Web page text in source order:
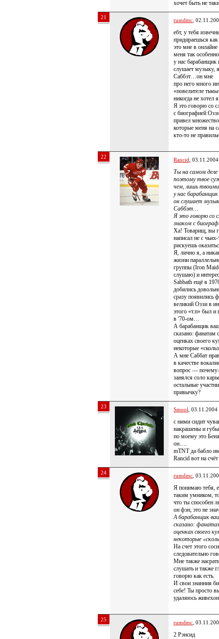
хочет быть не
21 rumdmc ,
ебт, у тебя
придираешься
это мне в онлайне
меня так
у нас барабанщик
слушает музыку,
Саббэт…он мне
про него много
«повелителе
никогда не хотел
Я это говорю со
с биографией
привел
которые меня на
кто-то не
22 Rancid ,
Ты на самом деле
поэтому твое
чем, лишь
у нас
он слушает
Саббэт…
Я это говорю со
знаком с
Ха! Товарищ, вы
написал не с
рискуешь
Я, лично я, а
жизни
группы (Iron
слушаю) и
Sabbath ещё в
добились
сразу появились
великий Оззи в
этого «т.п» был и
в '70-ом…
А барабанщик
сказано: фанатам
оценках своего
некоторые
А мне Саббат
в качестве
вопрос — почему-
занялся соло
остальные
привычку?
23 Smool ,
с ними сидит
накрашены и
по моему это
он….
mTNT да бабло
Rancid вот на
24 rumdmc ,
Я понимаю тебя,
таким умником,
что ты способен
он фэн, это не
А барабанщик
сказано:
оценках своего
некоторые
На счет этого
следовательно
Мне также
слушать и также
говорю как есть.
И свои знанния
себе! Ты просто
удаляюсь
25 rumdmc ,
2 Рэнсид